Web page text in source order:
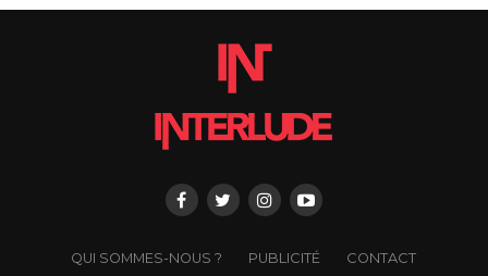
QUI SOMMES-NOUS ? PUBLICITÉ
CONTACT